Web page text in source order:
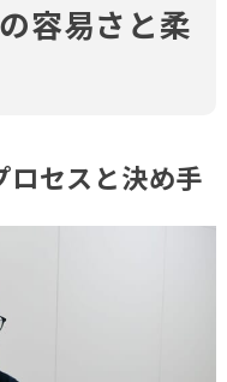
容易さと柔
ロセスと決め手